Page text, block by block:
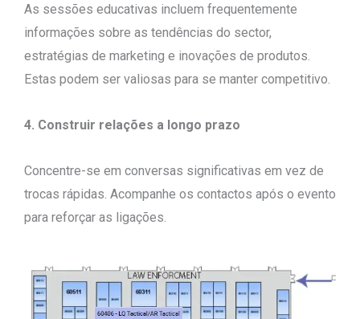
As sessões educativas incluem frequentemente
informações sobre as tendências do sector,
estratégias de marketing e inovações de produtos.
Estas podem ser valiosas para se manter competitivo.
4. Construir relações a longo prazo
Concentre-se em conversas significativas em vez de
trocas rápidas. Acompanhe os contactos após o evento
para reforçar as ligações.